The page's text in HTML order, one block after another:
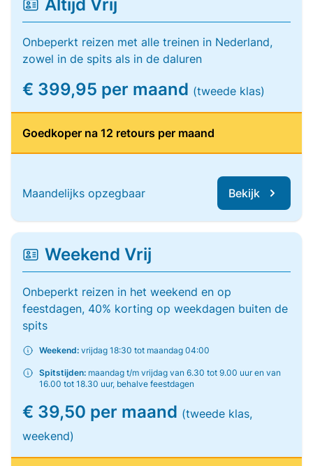
Altijd Vrij
Onbeperkt reizen met alle treinen in Nederland,
zowel in de spits als in de daluren
€ 399,95 per maand (tweede klas)
Goedkoper na 12 retours per maand
Maandelijks opzegbaar Bekijk
Weekend Vrij
Onbeperkt reizen in het weekend en op
feestdagen, 40% korting op weekdagen buiten de
spits
Weekend: vrijdag 18:30 tot maandag 04:00
Spitstijden: maandag t/m vrijdag van 6.30 tot 9.00 uur en van
16.00 tot 18.30 uur, behalve feestdagen
€ 39,50 per maand (tweede klas,
weekend)